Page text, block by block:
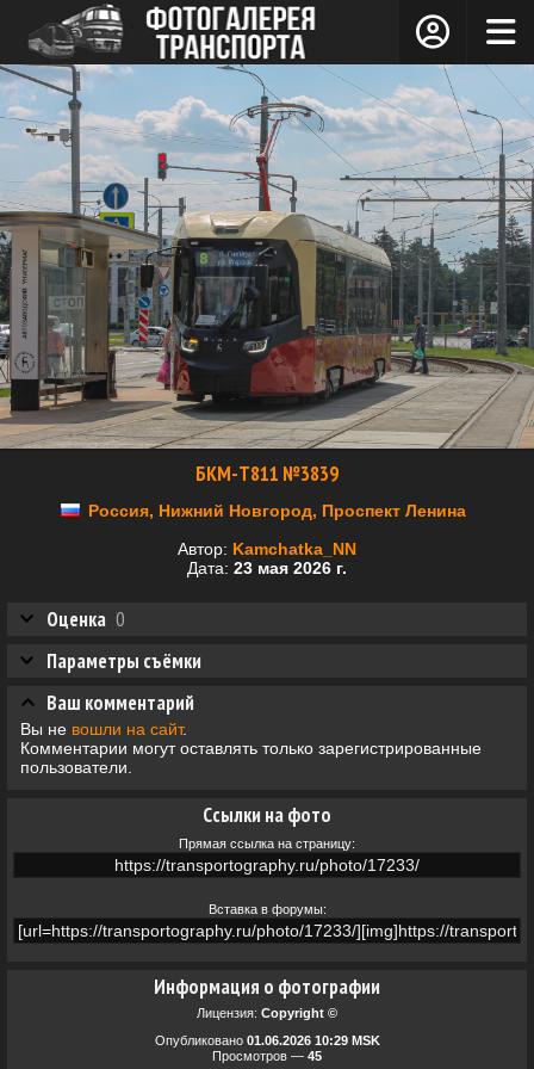
БКМ-Т811 №3839
Россия, Нижний Новгород, Проспект Ленина
Автор: Kamchatka_NN
Дата: 23 мая 2026 г.
Информация о фотографии
Лицензия: Copyright ©
Опубликовано 01.06.2026 10:29 MSK
Просмотров — 45
Оценка 0
Ссылки на фото
Прямая ссылка на страницу:
Вставка в форумы:
Параметры съёмки
Ваш комментарий
Вы не вошли на сайт.
Комментарии могут оставлять только зарегистрированные
пользователи.